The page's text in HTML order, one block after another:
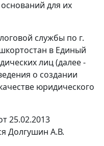
для их
службы по г.
в Единый
лиц (далее -
о создании
юридического
25.02.2013
Долгушин А.В.